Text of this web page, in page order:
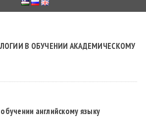
В ОБУЧЕНИИ АКАДЕМИЧЕСКОМУ
английскому языку